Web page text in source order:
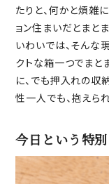
たりと、何かと煩雑
ョン住まいだとまと
いわいでは、そんな
クトな箱一つでまと
に、でも押入れの収
性一人でも、抱えら
今日という特